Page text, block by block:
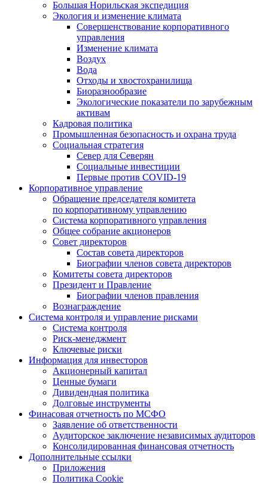
Большая Норильская экспедиция
Экология и изменение климата
Совершенствование корпоративного
управления
Изменение климата
Воздух
Вода
Отходы и хвостохранилища
Биоразнообразие
Экологические показатели по зарубежным
активам
Кадровая политика
Промышленная безопасность и охрана труда
Социальная стратегия
Север для Северян
Социальные инвестиции
Первые против COVID‑19
Корпоративное управление
Обращение председателя комитета
по корпоративному управлению
Система корпоративного управления
Общее собрание акционеров
Совет директоров
Состав совета директоров
Биографии членов совета директоров
Комитеты совета директоров
Президент и Правление
Биографии членов правления
Вознаграждение
Система контроля и управление рисками
Система контроля
Риск-менеджмент
Ключевые риски
Информация для инвесторов
Акционерный капитал
Ценные бумаги
Дивидендная политика
Долговые инструменты
Финасовая отчетность по МСФО
Заявление об ответственности
Аудиторское заключение независимых аудиторов
Консолидированная финансовая отчетность
Дополнительные ссылки
Приложения
Политика Cookie